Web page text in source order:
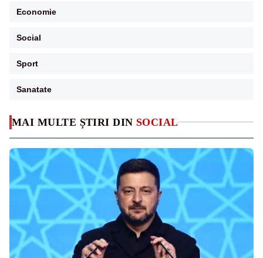
MAI MULTE ȘTIRI DIN SOCIAL
Economie
Social
Sport
Sanatate